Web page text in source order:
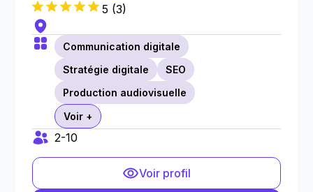
5 (3)
Communication digitale
Stratégie digitale
SEO
Production audiovisuelle
Voir +
2-10
Voir profil